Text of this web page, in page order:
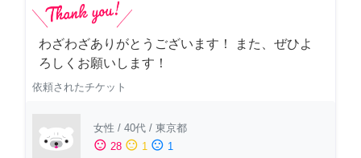
わざわざありがとうございます！ また、ぜひよ
ろしくお願いします！
依頼されたチケット
女性 / 40代 / 東京都
sentiment_satisfied 28 sentiment_neutral 1 sentiment_dissatisfied 1